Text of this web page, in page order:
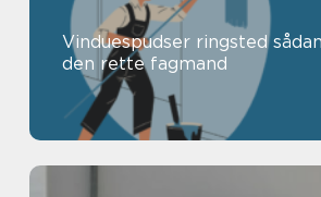
Vinduespudser ringsted sådan vælger du
den rette fagmand